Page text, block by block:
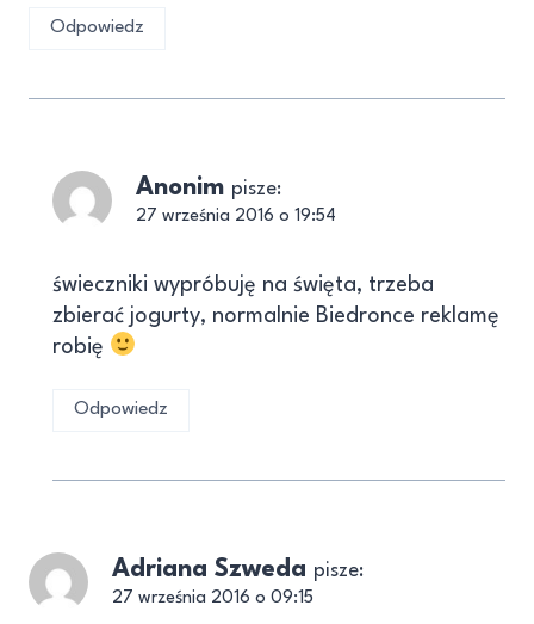
Odpowiedz
Anonim pisze:
27 września 2016 o 19:54
świeczniki wypróbuję na święta, trzeba
zbierać jogurty, normalnie Biedronce reklamę
robię
Odpowiedz
Adriana Szweda pisze:
27 września 2016 o 09:15